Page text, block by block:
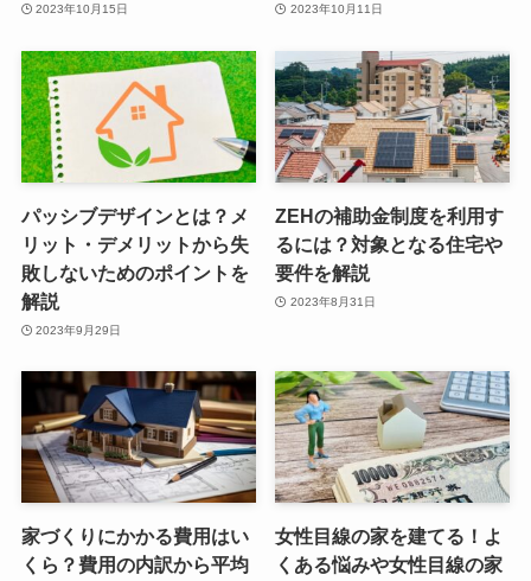
2023年10月15日 2023年10月11日
パッシブデザインとは？メ
リット・デメリットから失
敗しないためのポイントを
解説
2023年9月29日
ZEHの補助金制度を利用す
るには？対象となる住宅や
要件を解説
2023年8月31日
家づくりにかかる費用はい
くら？費用の内訳から平均
女性目線の家を建てる！よ
くある悩みや女性目線の家